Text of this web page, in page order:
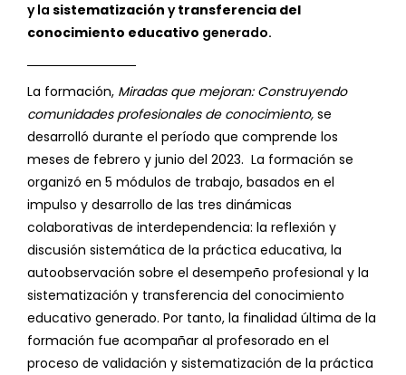
y la sistematización ytransferencia del
conocimiento educativo generado.
La formación, Miradas que mejoran: Construyendo
comunidades profesionales de conocimiento, se
desarrolló durante el período que comprende los
meses de febrero y junio del 2023. La formación se
organizó en 5 módulos de trabajo, basados en el
impulso y desarrollo de las tres dinámicas
colaborativas de interdependencia: la reflexión y
discusión sistemática de la práctica educativa, la
autoobservación sobre el desempeño profesional y la
sistematización y transferencia del conocimiento
educativo generado. Por tanto, la finalidad última de la
formación fue acompañar al profesorado en el
proceso de validación y sistematización de la práctica